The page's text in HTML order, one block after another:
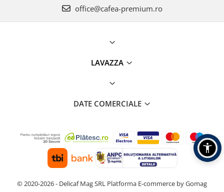
office@cafea-premium.ro
LAVAZZA
DATE COMERCIALE
© 2020-2026 - Delicaf Mag SRL Platforma E-commerce by Gomag